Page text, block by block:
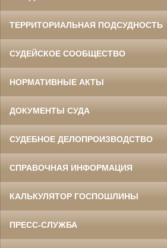
ТЕРРИТОРИАЛЬНАЯ ПОДСУДНОСТЬ
СУДЕЙСКОЕ СООБЩЕСТВО
НОРМАТИВНЫЕ АКТЫ
ДОКУМЕНТЫ СУДА
СУДЕБНОЕ ДЕЛОПРОИЗВОДСТВО
СПРАВОЧНАЯ ИНФОРМАЦИЯ
КАЛЬКУЛЯТОР ГОСПОШЛИНЫ
ПРЕСС-СЛУЖБА